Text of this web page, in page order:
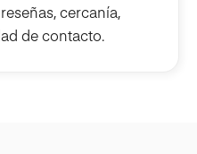
cercanía,
de contacto.